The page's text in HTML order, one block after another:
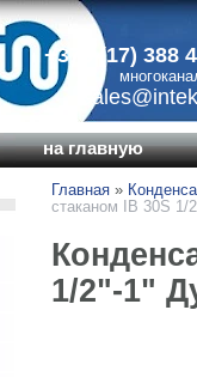
+375 (17) 388
на главную
Главная »
стаканом IB 30S 1/
1/2"-1"